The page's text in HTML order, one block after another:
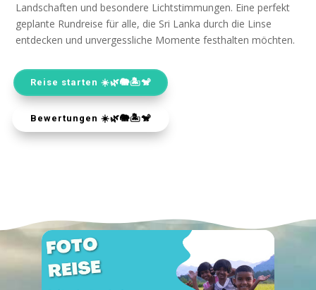
Landschaften und besondere Lichtstimmungen. Eine perfekt
geplante Rundreise für alle, die Sri Lanka durch die Linse
entdecken und unvergessliche Momente festhalten möchten.
Reise starten ☀️🌿🐘🏝️🐒
Bewertungen ☀️🌿🐘🏝️🐒